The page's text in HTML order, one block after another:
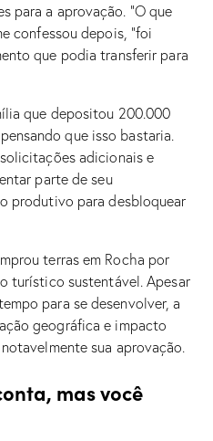
para a aprovação. “O que
confessou depois, “foi
que podia transferir para
que depositou 200.000
que isso bastaria.
adicionais e
parte de seu
produtivo para desbloquear
terras em Rocha por
turístico sustentável. Apesar
para se desenvolver, a
geográfica e impacto
sua aprovação.
mas você